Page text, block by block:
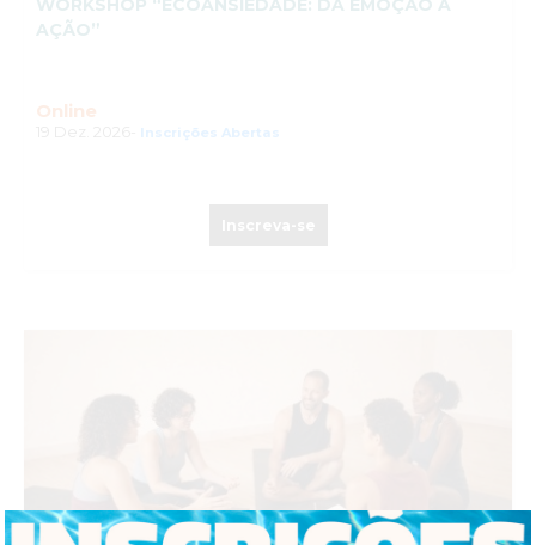
WORKSHOP “ECOANSIEDADE: DA EMOÇÃO À
AÇÃO”
Online
Inscrições Abertas